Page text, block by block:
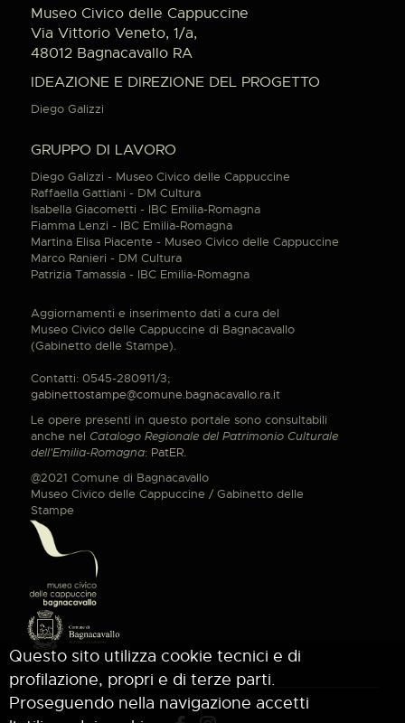
Museo Civico delle Cappuccine
Via Vittorio Veneto, 1/a,
48012 Bagnacavallo RA
IDEAZIONE E DIREZIONE DEL PROGETTO
Diego Galizzi
GRUPPO DI LAVORO
Diego Galizzi - Museo Civico delle Cappuccine
Raffaella Gattiani - DM Cultura
Isabella Giacometti - IBC Emilia-Romagna
Fiamma Lenzi - IBC Emilia-Romagna
Martina Elisa Piacente - Museo Civico delle Cappuccine
Marco Ranieri - DM Cultura
Patrizia Tamassia - IBC Emilia-Romagna
Aggiornamenti e inserimento dati a cura del
Museo Civico delle Cappuccine di Bagnacavallo
(Gabinetto delle Stampe).
Contatti: 0545-280911/3;
gabinettostampe@comune.bagnacavallo.ra.it
Le opere presenti in questo portale sono consultabili
anche nel Catalogo Regionale del Patrimonio Culturale
dell'Emilia-Romagna: PatER.
@2021 Comune di Bagnacavallo
Museo Civico delle Cappuccine / Gabinetto delle
Stampe
Questo sito utilizza cookie tecnici e di
profilazione, propri e di terze parti.
Proseguendo nella navigazione accetti